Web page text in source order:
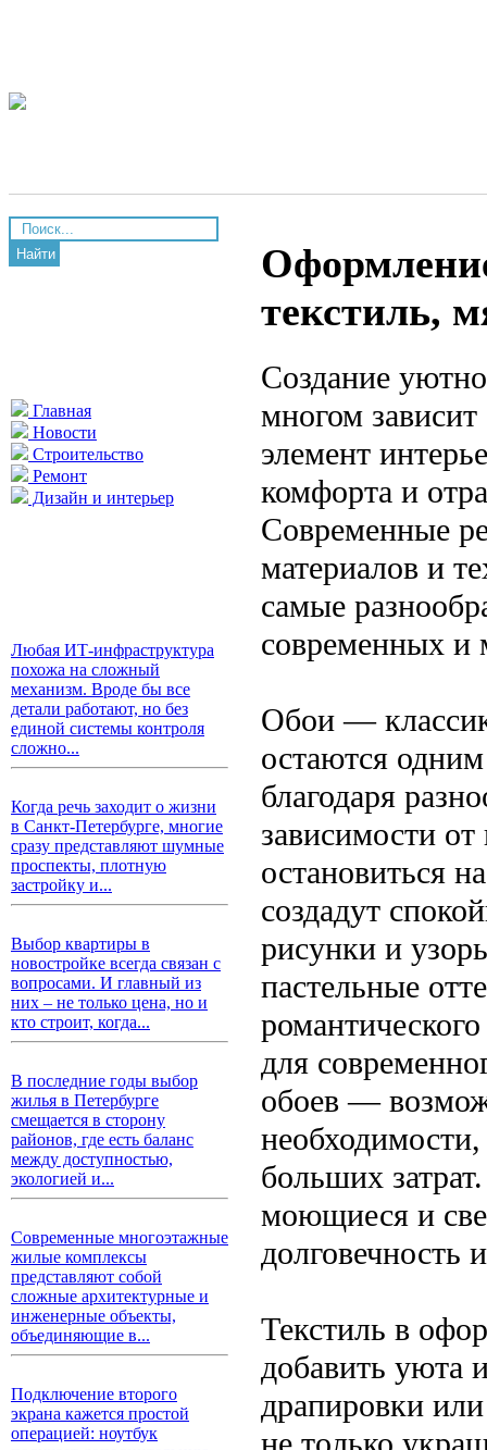
Найти
Главная
Новости
Строительство
Ремонт
Дизайн и интерьер
Любая ИТ-инфраструктура
похожа на сложный
механизм. Вроде бы все
детали работают, но без
единой системы контроля
сложно...
Когда речь заходит о жизни
в Санкт-Петербурге, многие
сразу представляют шумные
проспекты, плотную
застройку и...
Выбор квартиры в
новостройке всегда связан с
вопросами. И главный из
них – не только цена, но и
кто строит, когда...
В последние годы выбор
жилья в Петербурге
смещается в сторону
районов, где есть баланс
между доступностью,
экологией и...
Современные многоэтажные
жилые комплексы
представляют собой
сложные архитектурные и
инженерные объекты,
объединяющие в...
Подключение второго
экрана кажется простой
операцией: ноутбук
текстиль,
Создание
многом
элемент
комфорта и
Современные
материалов и
самые
современных и
Обои —
остаются
благодаря
зависимости
остановиться
создадут
рисунки и
пастельные
для
обоев —
необходимости,
больших
моющиеся и
долговечность
Текстиль в
добавить уюта
драпировки